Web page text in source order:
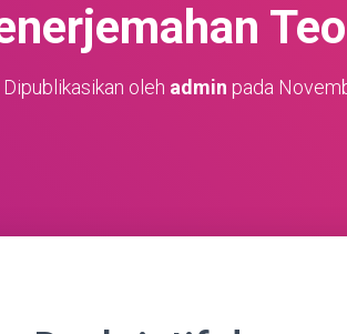
Dipublikasikan oleh admin pada